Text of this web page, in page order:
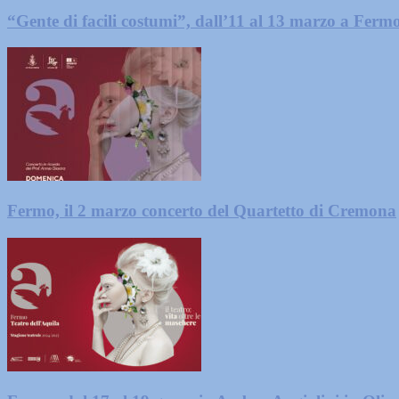
“Gente di facili costumi”, dall’11 al 13 marzo a
Fermo, il 2 marzo concerto del Quartetto di Cremona